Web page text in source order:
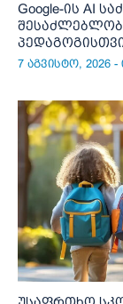
Google-ის AI
7 აგვისტო, 2026 -